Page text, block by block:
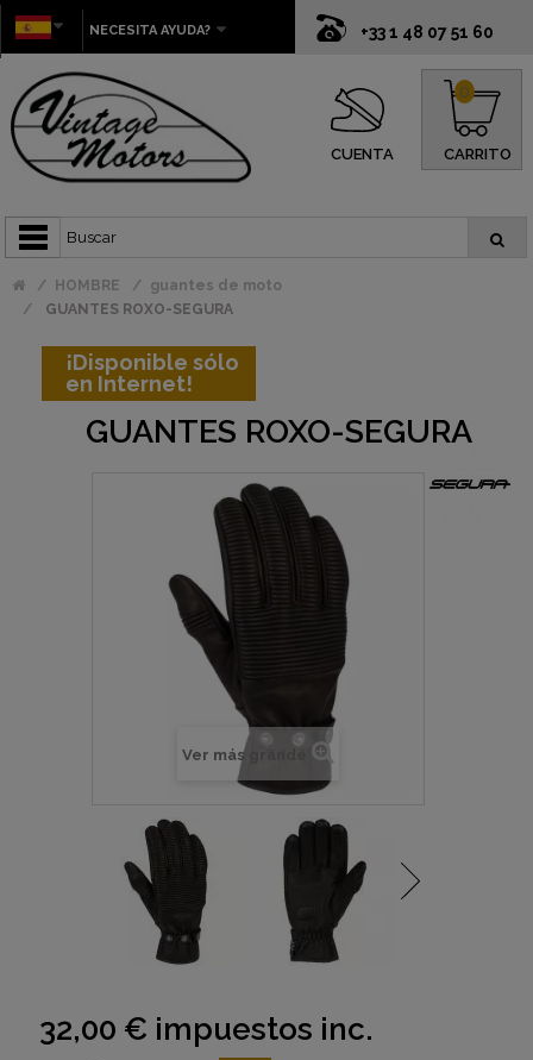
+33 1 48 07 51 60
NECESITA AYUDA?
CUENTA CARRITO
0
HOMBRE
guantes de moto
GUANTES ROXO-SEGURA
¡Disponible sólo
en Internet!
GUANTES ROXO-SEGURA
Ver más grande
32,00 € impuestos inc.